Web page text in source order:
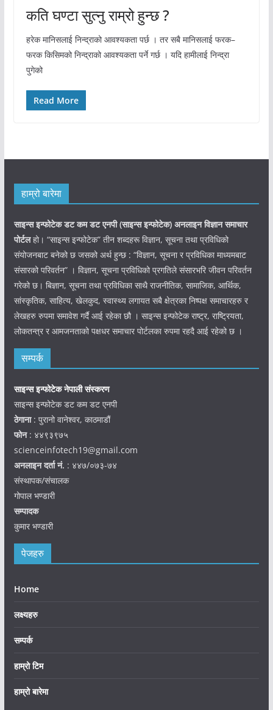
कति घण्टा सुत्नु राम्रो हुन्छ ?
हरेक मानिसलाई निन्द्राको आवश्यकता पर्छ । तर सबै मानिसलाई फरक–
फरक किसिमको निन्द्राको आवश्यकता पर्ने गर्छ । यदि हामीलाई निन्द्रा
पुगेको
Read More
हाम्रो बारेमा
साइन्स इन्फोटेक डट कम डट एनपी (साइन्सइन्फोटेक) अनलाइन विज्ञान समाचार
पोर्टलहो। “साइन्स इन्फोटेक” तीन शब्दहरू विज्ञान, सूचना तथा प्रविधिको
संयोजनबाट बनेको छ जसको अर्थ हुन्छ : “विज्ञान, सूचना र प्रविधिका माध्यमबाट
संसारको परिवर्तन” । विज्ञान, सूचना प्रविधिको प्रगतिले संसारभरि जीवन परिवर्तन
गरेको छ। बिज्ञान, सूचना तथा प्रविधिका साथै राजनीतिक, सामाजिक, आर्थिक,
सांस्कृतिक, साहित्य, खेलकुद, स्वास्थ्य लगायत सबै क्षेत्रका निष्पक्ष समाचारहरु र
लेखहरु रुपमा समावेश गर्दै आई रहेका छौ । साइन्स इन्फोटेक राष्ट्र, राष्ट्रियता,
लोकतन्त्र र आमजनताको पक्षधर समाचार पोर्टलका रुपमा रहदै आई रहेको छ ।
सम्पर्क
साइन्स इन्फोटेक नेपाली संस्करण
साइन्स इन्फोटेक डट कम डट एनपी
ठेगाना: पुरानो वानेश्वर, काठमाडौं
फोन: ४४९३९७५
scienceinfotech19@gmail.com
अनलाइन दर्ता नं. : ४४७/०७३-७४
संस्थापक/संचालक
गोपाल भण्डारी
सम्पादक
कुमार भण्डारी
पेजहरु
Home
लक्ष्यहरु
सम्पर्क
हाम्रो टिम
हाम्रो बारेमा